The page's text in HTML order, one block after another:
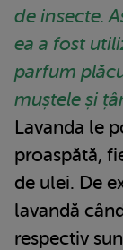
de insecte.
ea a fost
parfum
muștele și
Lavanda le
proaspătă,
de ulei. De
lavandă
respectiv